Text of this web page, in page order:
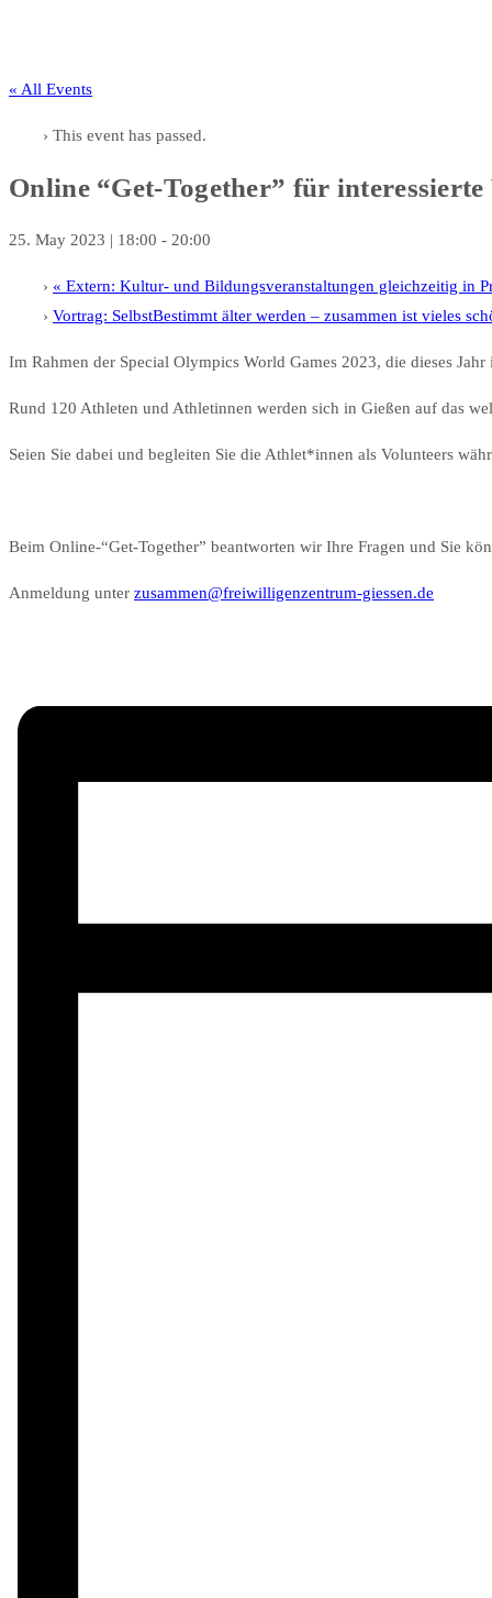
« All Events
This event has passed.
Online “Get-Together” für
25. May 2023 | 18:00 - 20:00
« Extern: Kultur- und Bildungsveranstaltungen gleichzeitig in
Vortrag: SelbstBestimmt älter werden – zusammen ist vieles
Im Rahmen der Special Olympics World Games 2023, die dieses
Rund 120 Athleten und Athletinnen werden sich in Gießen auf das
Seien Sie dabei und begleiten Sie die Athlet*innen als Volunteers
Beim Online-“Get-Together” beantworten wir Ihre Fragen und Sie
Anmeldung unter zusammen@freiwilligenzentrum-giessen.de